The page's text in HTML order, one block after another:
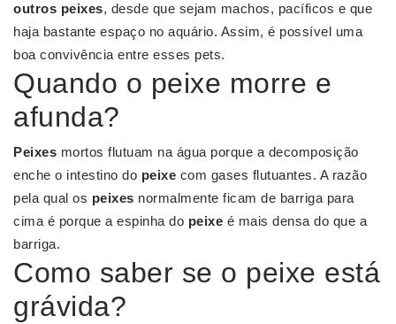
outros peixes, desde que sejam machos, pacíficos e que
haja bastante espaço no aquário. Assim, é possível uma
boa convivência entre esses pets.
Quando o peixe morre e
afunda?
Peixes mortos flutuam na água porque a decomposição
enche o intestino do peixe com gases flutuantes. A razão
pela qual os peixes normalmente ficam de barriga para
cima é porque a espinha do peixe é mais densa do que a
barriga.
Como saber se o peixe está
grávida?